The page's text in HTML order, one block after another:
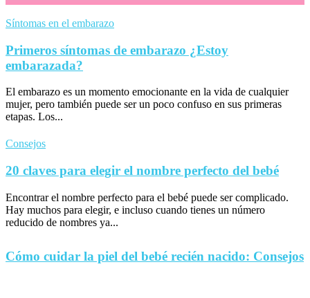
Síntomas en el embarazo
Primeros síntomas de embarazo ¿Estoy
embarazada?
El embarazo es un momento emocionante en la vida de cualquier
mujer, pero también puede ser un poco confuso en sus primeras
etapas. Los...
Consejos
20 claves para elegir el nombre perfecto del bebé
Encontrar el nombre perfecto para el bebé puede ser complicado.
Hay muchos para elegir, e incluso cuando tienes un número
reducido de nombres ya...
Cómo cuidar la piel del bebé recién nacido: Consejos